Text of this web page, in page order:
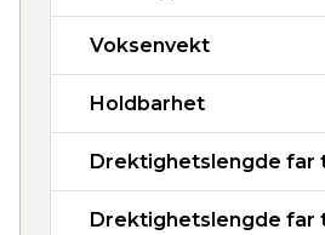
Voksenvekt
Holdbarhet
Drektighetslengde far
Drektighetslengde far